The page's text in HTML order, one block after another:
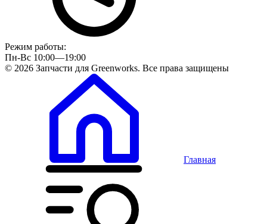
Режим работы:
Пн-Вс 10:00—19:00
© 2026 Запчасти для Greenworks. Все права защищены
Главная